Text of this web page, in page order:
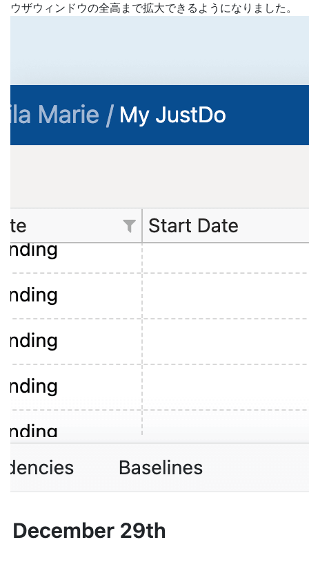
ウザウィンドウの全高まで拡大できるようになりました。